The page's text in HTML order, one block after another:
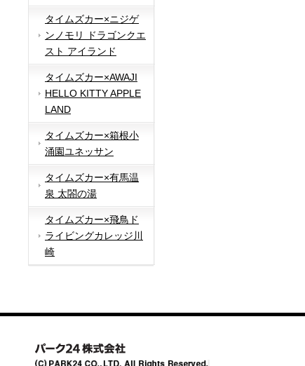
タイムズカー×ニジゲ
ンノモリ ドラゴンクエ
スト アイランド
タイムズカー×AWAJI
HELLO KITTY APPLE
LAND
タイムズカー×箱根小
涌園ユネッサン
タイムズカー×有馬温
泉 太閤の湯
タイムズカー×飛鳥ド
ライビングカレッジ川
崎